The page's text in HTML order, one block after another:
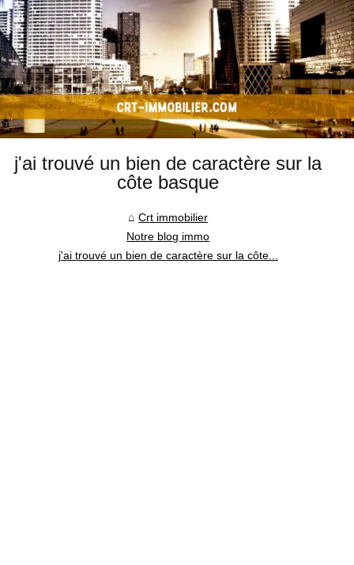
j'ai trouvé un bien de caractère sur la
côte basque
Crt immobilier
Notre blog immo
j'ai trouvé un bien de caractère sur la côte...